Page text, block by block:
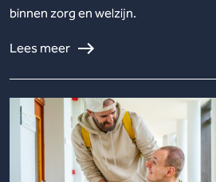
binnen zorg en welzijn.
Lees meer